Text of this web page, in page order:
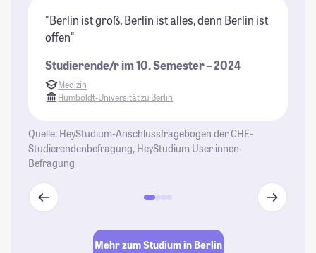
"Berlin ist groß, Berlin ist alles, denn Berlin ist
offen"
Studierende/r im 10. Semester – 2024
Medizin
Humboldt-Universität zu Berlin
Quelle: HeyStudium-Anschlussfragebogen der CHE-
Studierendenbefragung, HeyStudium User:innen-
Befragung
Mehr zum Studium in Berlin